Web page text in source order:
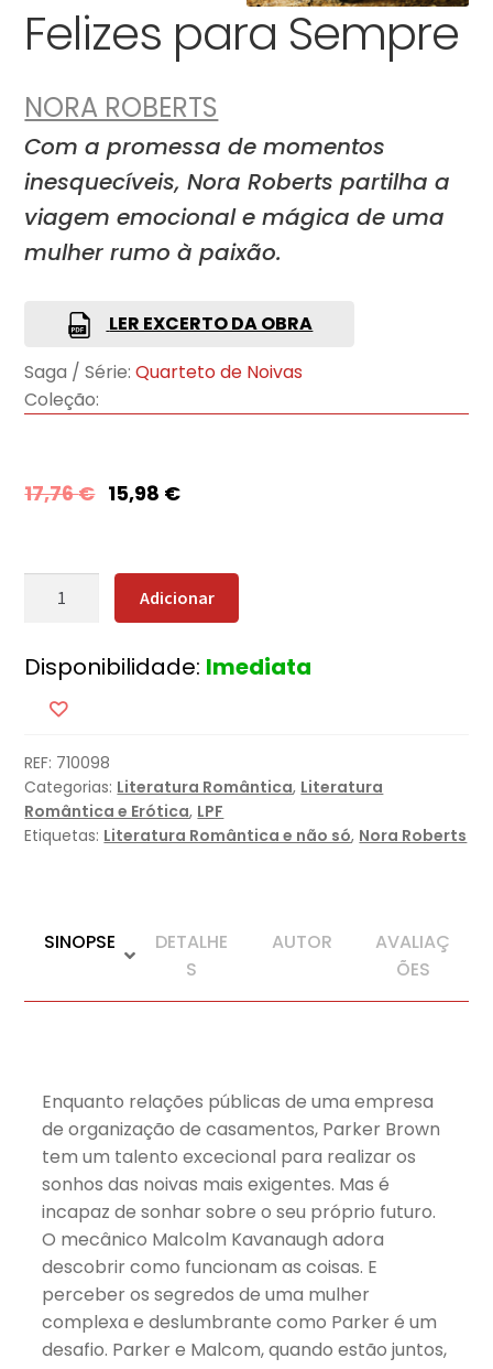
Felizes para Sempre
NORA ROBERTS
Com a promessa de momentos
inesquecíveis, Nora Roberts partilha a
viagem emocional e mágica de uma
mulher rumo à paixão.
LER EXCERTO DA OBRA
Saga / Série: Quarteto de Noivas
Coleção:
17,76€ 15,98 €
Quantidade
para
Sempre
Adicionar
Disponibilidade: Imediata
REF: 710098
Categorias: Literatura Romântica, Literatura
Romântica e Erótica, LPF
Etiquetas: Literatura Romântica e não só, Nora Roberts
SINOPSE
DETALHE
S
AUTOR
AVALIAÇ
ÕES
Enquanto relações públicas de uma empresa
de organização de casamentos, Parker Brown
tem um talento excecional para realizar os
sonhos das noivas mais exigentes. Mas é
incapaz de sonhar sobre o seu próprio futuro.
O mecânico Malcolm Kavanaugh adora
descobrir como funcionam as coisas. E
perceber os segredos de uma mulher
complexa e deslumbrante como Parker é um
desafio. Parker e Malcom, quando estão juntos,